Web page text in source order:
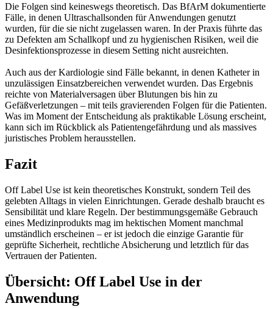
Die Folgen sind keineswegs theoretisch. Das BfArM dokumentierte
Fälle, in denen Ultraschallsonden für Anwendungen genutzt
wurden, für die sie nicht zugelassen waren. In der Praxis führte das
zu Defekten am Schallkopf und zu hygienischen Risiken, weil die
Desinfektionsprozesse in diesem Setting nicht ausreichten.
Auch aus der Kardiologie sind Fälle bekannt, in denen Katheter in
unzulässigen Einsatzbereichen verwendet wurden. Das Ergebnis
reichte von Materialversagen über Blutungen bis hin zu
Gefäßverletzungen – mit teils gravierenden Folgen für die Patienten.
Was im Moment der Entscheidung als praktikable Lösung erscheint,
kann sich im Rückblick als Patientengefährdung und als massives
juristisches Problem herausstellen.
Fazit
Off Label Use ist kein theoretisches Konstrukt, sondern Teil des
gelebten Alltags in vielen Einrichtungen. Gerade deshalb braucht es
Sensibilität und klare Regeln. Der bestimmungsgemäße Gebrauch
eines Medizinprodukts mag im hektischen Moment manchmal
umständlich erscheinen – er ist jedoch die einzige Garantie für
geprüfte Sicherheit, rechtliche Absicherung und letztlich für das
Vertrauen der Patienten.
Übersicht: Off Label Use in der
Anwendung